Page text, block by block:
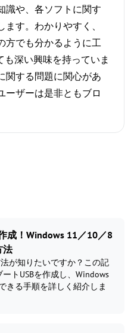
識や、各ソフトに関す
す。わかりやすく、
方でも分かるように工
深い興味を持っていま
関する問題に関心があ
ーザーは是非ともブロ
成！Windows 11／10／8
法
が知りたいですか？この記
トUSBを作成し、Windows
きる手順を詳しく紹介しま